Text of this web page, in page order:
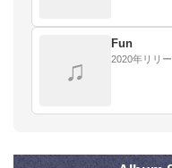
♫
Fun
2020年リリ